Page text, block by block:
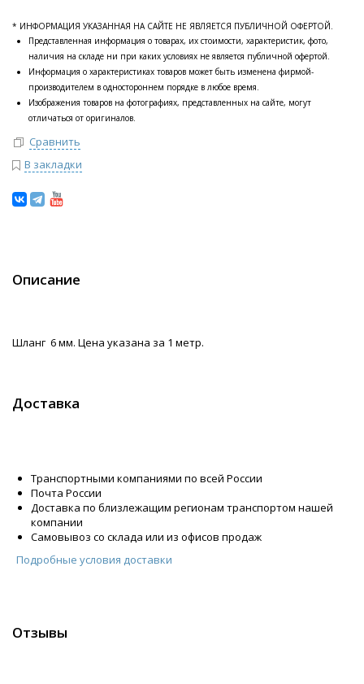
* ИНФОРМАЦИЯ УКАЗАННАЯ НА САЙТЕ НЕ ЯВЛЯЕТСЯ ПУБЛИЧНОЙ ОФЕРТОЙ.
Представленная информация о товарах, их стоимости, характеристик, фото,
наличия на складе ни при каких условиях не является публичной офертой.
Информация о характеристиках товаров может быть изменена фирмой-
производителем в одностороннем порядке в любое время.
Изображения товаров на фотографиях, представленных на сайте, могут
отличаться от оригиналов.
Сравнить
В закладки
Описание
Шланг 6 мм. Цена указана за 1 метр.
Доставка
Транспортными компаниями по всей России
Почта России
Доставка по близлежащим регионам транспортом нашей
компании
Самовывоз со склада или из офисов продаж
Подробные условия доставки
Отзывы